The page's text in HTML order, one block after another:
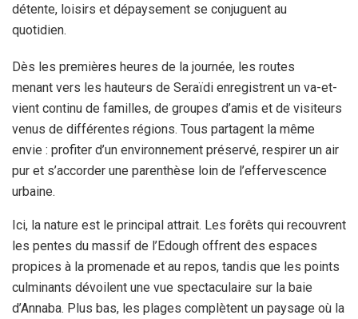
détente, loisirs et dépaysement se conjuguent au
quotidien.
Dès les premières heures de la journée, les routes
menant vers les hauteurs de Seraïdi enregistrent un va-et-
vient continu de familles, de groupes d’amis et de visiteurs
venus de différentes régions. Tous partagent la même
envie : profiter d’un environnement préservé, respirer un air
pur et s’accorder une parenthèse loin de l’effervescence
urbaine.
Ici, la nature est le principal attrait. Les forêts qui recouvrent
les pentes du massif de l’Edough offrent des espaces
propices à la promenade et au repos, tandis que les points
culminants dévoilent une vue spectaculaire sur la baie
d’Annaba. Plus bas, les plages complètent un paysage où la